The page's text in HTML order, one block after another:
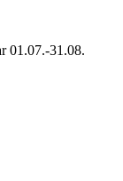
01.07.-31.08.